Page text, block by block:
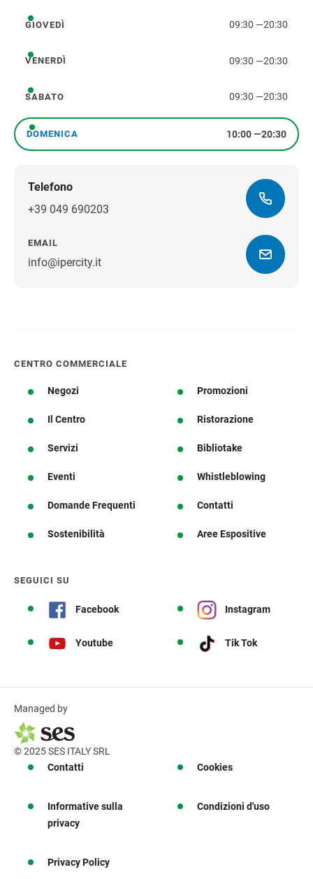
giovedì
GIOVEDÌ 09:30 —20:30
venerdì
VENERDÌ 09:30 —20:30
sabato
SABATO 09:30 —20:30
domenica
DOMENICA 10:00—20:30
Telefono
+39 049 690203
EMAIL
info@ipercity.it
CENTRO COMMERCIALE
Negozi Promozioni
Il Centro Ristorazione
Servizi Bibliotake
Eventi Whistleblowing
Domande Frequenti Contatti
Sostenibilità Aree Espositive
SEGUICI SU
Facebook Instagram
Youtube Tik Tok
Managed by
© 2025 SES ITALY SRL
Contatti
Cookies
Informative sulla
privacy
Condizioni d'uso
Privacy Policy